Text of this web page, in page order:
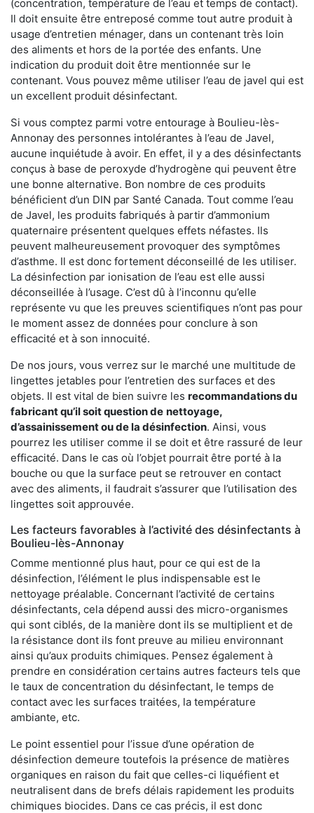
(concentration, température de l’eau et temps de contact).
Il doit ensuite être entreposé comme tout autre produit à
usage d’entretien ménager, dans un contenant très loin
des aliments et hors de la portée des enfants. Une
indication du produit doit être mentionnée sur le
contenant. Vous pouvez même utiliser l’eau de javel qui est
un excellent produit désinfectant.
Si vous comptez parmi votre entourage à Boulieu-lès-
Annonay des personnes intolérantes à l’eau de Javel,
aucune inquiétude à avoir. En effet, il y a des désinfectants
conçus à base de peroxyde d’hydrogène qui peuvent être
une bonne alternative. Bon nombre de ces produits
bénéficient d’un DIN par Santé Canada. Tout comme l’eau
de Javel, les produits fabriqués à partir d’ammonium
quaternaire présentent quelques effets néfastes. Ils
peuvent malheureusement provoquer des symptômes
d’asthme. Il est donc fortement déconseillé de les utiliser.
La désinfection par ionisation de l’eau est elle aussi
déconseillée à l’usage. C’est dû à l’inconnu qu’elle
représente vu que les preuves scientifiques n’ont pas pour
le moment assez de données pour conclure à son
efficacité et à son innocuité.
De nos jours, vous verrez sur le marché une multitude de
lingettes jetables pour l’entretien des surfaces et des
objets. Il est vital de bien suivre les recommandations du
fabricant qu’il soit question de nettoyage,
d’assainissement ou de la désinfection. Ainsi, vous
pourrez les utiliser comme il se doit et être rassuré de leur
efficacité. Dans le cas où l’objet pourrait être porté à la
bouche ou que la surface peut se retrouver en contact
avec des aliments, il faudrait s’assurer que l’utilisation des
lingettes soit approuvée.
Les facteurs favorables à l’activité des désinfectants à
Boulieu-lès-Annonay
Comme mentionné plus haut, pour ce qui est de la
désinfection, l’élément le plus indispensable est le
nettoyage préalable. Concernant l’activité de certains
désinfectants, cela dépend aussi des micro-organismes
qui sont ciblés, de la manière dont ils se multiplient et de
la résistance dont ils font preuve au milieu environnant
ainsi qu’aux produits chimiques. Pensez également à
prendre en considération certains autres facteurs tels que
le taux de concentration du désinfectant, le temps de
contact avec les surfaces traitées, la température
ambiante, etc.
Le point essentiel pour l’issue d’une opération de
désinfection demeure toutefois la présence de matières
organiques en raison du fait que celles-ci liquéfient et
neutralisent dans de brefs délais rapidement les produits
chimiques biocides. Dans ce cas précis, il est donc